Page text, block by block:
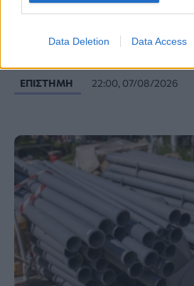
Data Deletion Data Access
Νέοι υπέρλεπτοι
κβαντικές συσκευές
ΕΠΙΣΤΉΜΗ 22:00, 07/08/2026